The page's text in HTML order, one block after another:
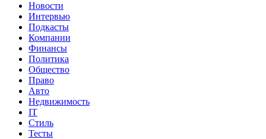
Новости
Интервью
Подкасты
Компании
Финансы
Политика
Общество
Право
Авто
Недвижимость
IT
Стиль
Тесты